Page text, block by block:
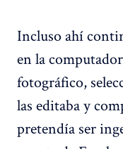
Incluso ahí
en la
fotográfico,
las editaba y
pretendía ser